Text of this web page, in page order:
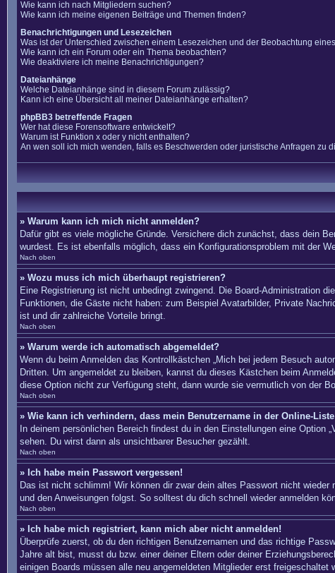
Wie kann ich nach Mitgliedern suchen?
Wie kann ich meine eigenen Beiträge und Themen finden?
Benachrichtigungen und Lesezeichen
Was ist der Unterschied zwischen einem Lesezeichen und der Beobachtung
Wie kann ich ein Forum oder ein Thema beobachten?
Wie deaktiviere ich meine Benachrichtigungen?
Dateianhänge
Welche Dateianhänge sind in diesem Forum zulässig?
Kann ich eine Übersicht all meiner Dateianhänge erhalten?
phpBB3 betreffende Fragen
Wer hat diese Forensoftware entwickelt?
Warum ist Funktion x oder y nicht enthalten?
An wen soll ich mich wenden, falls es Beschwerden oder juristische Anfragen zu
» Warum kann ich mich nicht anmelden?
Dafür gibt es viele mögliche Gründe. Versichere dich zunächst, dass dein
wurdest. Es ist ebenfalls möglich, dass ein Konfigurationsproblem mit der
Nach oben
» Wozu muss ich mich überhaupt registrieren?
Eine Registrierung ist nicht unbedingt zwingend. Die Board-Administration
Funktionen, die Gäste nicht haben: zum Beispiel Avatarbilder, Private
ist und dir zahlreiche Vorteile bringt.
Nach oben
» Warum werde ich automatisch abgemeldet?
Wenn du beim Anmelden das Kontrollkästchen „Mich bei jedem Besuch
Dritten. Um angemeldet zu bleiben, kannst du dieses Kästchen beim
diese Option nicht zur Verfügung steht, dann wurde sie vermutlich von der
Nach oben
» Wie kann ich verhindern, dass mein Benutzername in der Online-
In deinem persönlichen Bereich findest du in den Einstellungen eine Option
sehen. Du wirst dann als unsichtbarer Besucher gezählt.
Nach oben
» Ich habe mein Passwort vergessen!
Das ist nicht schlimm! Wir können dir zwar dein altes Passwort nicht
und den Anweisungen folgst. So solltest du dich schnell wieder anmelden
Nach oben
» Ich habe mich registriert, kann mich aber nicht anmelden!
Überprüfe zuerst, ob du den richtigen Benutzernamen und das richtige
Jahre alt bist, musst du bzw. einer deiner Eltern oder deiner
einigen Boards müssen alle neu angemeldeten Mitglieder erst